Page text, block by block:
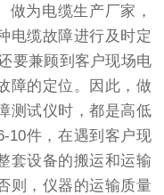
做为电缆生产厂家，
电缆故障进行及时定
要兼顾到客户现场电
障的定位。因此，做
测试仪时，都是高低
10件，在遇到客户现
套设备的搬运和运输
则，仪器的运输质量